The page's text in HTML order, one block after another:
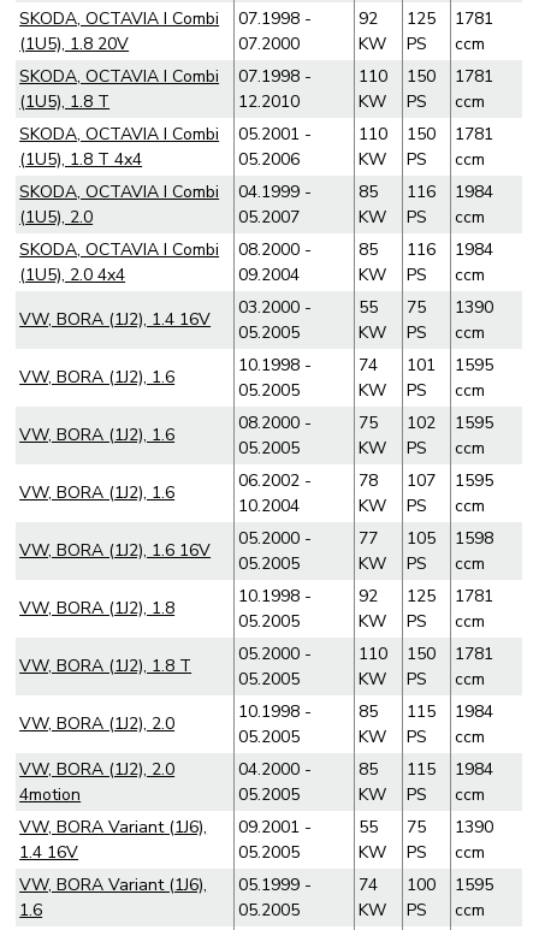
SKODA, OCTAVIA I Combi
(1U5), 1.8 20V
07.1998 -
07.2000
92
KW
125
PS
1781
ccm
SKODA, OCTAVIA I Combi
(1U5), 1.8 T
07.1998 -
12.2010
110
KW
150
PS
1781
ccm
SKODA, OCTAVIA I Combi
(1U5), 1.8 T 4x4
05.2001 -
05.2006
110
KW
150
PS
1781
ccm
SKODA, OCTAVIA I Combi
(1U5), 2.0
04.1999 -
05.2007
85
KW
116
PS
1984
ccm
SKODA, OCTAVIA I Combi
(1U5), 2.0 4x4
08.2000 -
09.2004
85
KW
116
PS
1984
ccm
VW, BORA (1J2), 1.4 16V
03.2000 -
05.2005
55
KW
75
PS
1390
ccm
VW, BORA (1J2), 1.6
10.1998 -
05.2005
74
KW
101
PS
1595
ccm
VW, BORA (1J2), 1.6
08.2000 -
05.2005
75
KW
102
PS
1595
ccm
VW, BORA (1J2), 1.6
06.2002 -
10.2004
78
KW
107
PS
1595
ccm
VW, BORA (1J2), 1.6 16V
05.2000 -
05.2005
77
KW
105
PS
1598
ccm
VW, BORA (1J2), 1.8
10.1998 -
05.2005
92
KW
125
PS
1781
ccm
VW, BORA (1J2), 1.8 T
05.2000 -
05.2005
110
KW
150
PS
1781
ccm
VW, BORA (1J2), 2.0
10.1998 -
05.2005
85
KW
115
PS
1984
ccm
VW, BORA (1J2), 2.0
4motion
04.2000 -
05.2005
85
KW
115
PS
1984
ccm
VW, BORA Variant (1J6),
1.4 16V
09.2001 -
05.2005
55
KW
75
PS
1390
ccm
VW, BORA Variant (1J6),
1.6
05.1999 -
05.2005
74
KW
100
PS
1595
ccm